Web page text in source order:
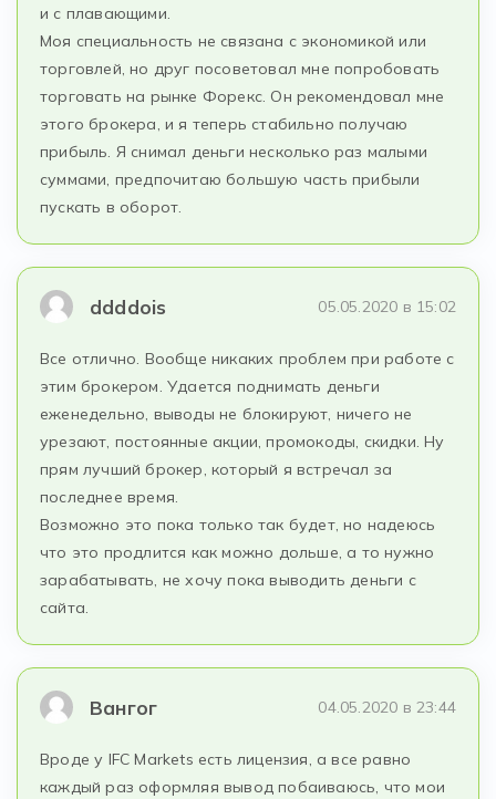
и с плавающими.
Моя специальность не связана с экономикой или
торговлей, но друг посоветовал мне попробовать
торговать на рынке Форекс. Он рекомендовал мне
этого брокера, и я теперь стабильно получаю
прибыль. Я снимал деньги несколько раз малыми
суммами, предпочитаю большую часть прибыли
пускать в оборот.
ddddois 05.05.2020 в 15:02
Все отлично. Вообще никаких проблем при работе с
этим брокером. Удается поднимать деньги
еженедельно, выводы не блокируют, ничего не
урезают, постоянные акции, промокоды, скидки. Ну
прям лучший брокер, который я встречал за
последнее время.
Возможно это пока только так будет, но надеюсь
что это продлится как можно дольше, а то нужно
зарабатывать, не хочу пока выводить деньги с
сайта.
Вангог 04.05.2020 в 23:44
Вроде у IFC Markets есть лицензия, а все равно
каждый раз оформляя вывод побаиваюсь, что мои